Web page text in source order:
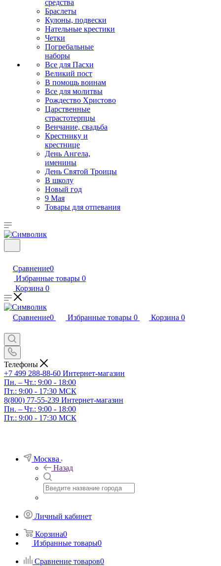
средства
Браслеты
Кулоны, подвески
Нательные крестики
Четки
Погребальные
наборы
Все для Пасхи
Великий пост
В помощь воинам
Все для молитвы
Рождество Христово
Царственные
страстотерпцы
Венчание, свадьба
Крестнику и
крестнице
День Ангела,
именины
День Святой Троицы
В школу
Новый год
9 Мая
Товары для отпевания
Сравнение0
Избранные товары 0
Корзина 0
Сравнение0 Избранные товары 0 Корзина 0
Телефоны
+7 499 288-88-60 Интернет-магазин
Пн. – Чт.: 9:00 - 18:00
Пт.: 9:00 - 17:30 МСК
8(800) 77-55-239 Интернет-магазин
Пн. – Чт.: 9:00 - 18:00
Пт.: 9:00 - 17:30 МСК
Москва
Назад
Личный кабинет
Корзина0
Избранные товары0
Сравнение товаров0